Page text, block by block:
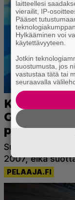
laitteellesi
vierailit, IP-
Pääset
Hylkääminen voi
käytettävyyteen.
Jotkin
suostumusta, jos
vastustaa tätä tai
seuraavalla